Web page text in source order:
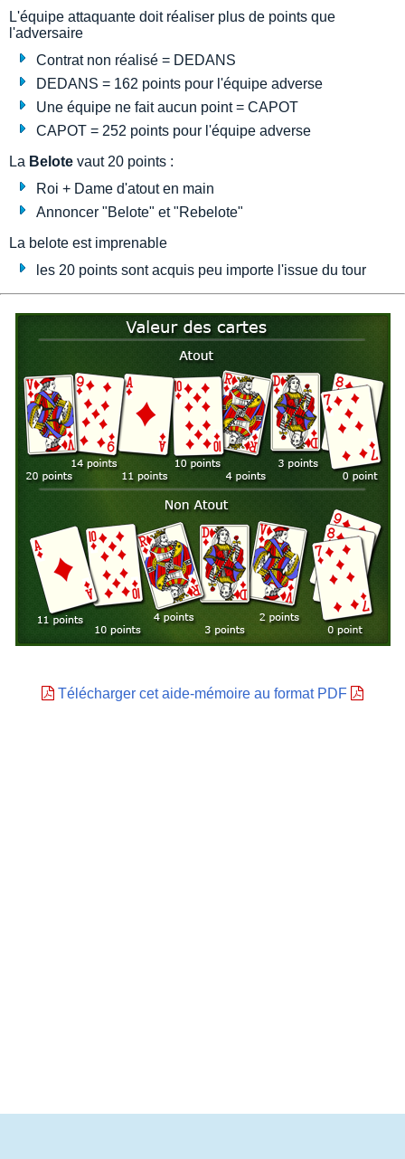
L'équipe attaquante doit réaliser plus de points que
l'adversaire
Contrat non réalisé = DEDANS
DEDANS = 162 points pour l'équipe adverse
Une équipe ne fait aucun point = CAPOT
CAPOT = 252 points pour l'équipe adverse
La Belote vaut 20 points :
Roi + Dame d'atout en main
Annoncer "Belote" et "Rebelote"
La belote est imprenable
les 20 points sont acquis peu importe l'issue du tour
Télécharger cet aide-mémoire au format PDF